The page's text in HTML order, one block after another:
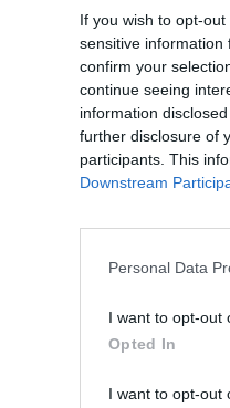
If you wish to opt-
sensitive information
confirm your
continue seeing
information
further disclosure of
participants. This
Downstream
Personal Data
I want to opt-out
Opted In
I want to opt-out